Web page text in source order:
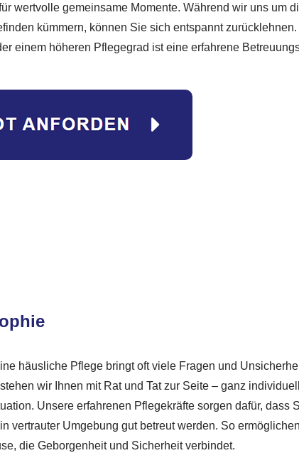
wertvolle gemeinsame Momente. Während wir uns um
kümmern, können Sie sich entspannt zurücklehnen.
einem höheren Pflegegrad ist eine erfahrene
häusliche Pflege bringt oft viele Fragen und
wir Ihnen mit Rat und Tat zur Seite – ganz individuell
Unsere erfahrenen Pflegekräfte sorgen dafür, dass
vertrauter Umgebung gut betreut werden. So
die Geborgenheit und Sicherheit verbindet.